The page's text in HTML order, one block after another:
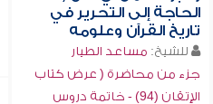
الحاجة إلى التحرير في
تاريخ القرآن وعلومه
للشيخ: مساعد الطيار
جزء من محاضرة ( عرض كتاب
الإتقان (94) - خاتمة دروس